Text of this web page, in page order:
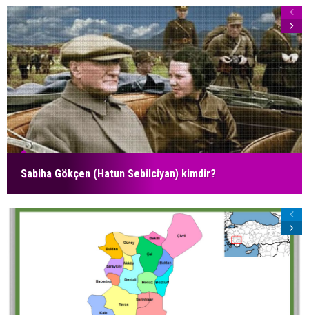
Sabiha Gökçen (Hatun Sebilciyan) kimdir?